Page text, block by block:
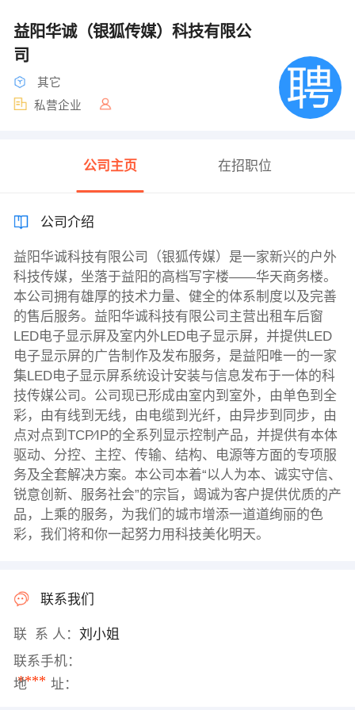
益阳华诚（银狐传媒）科技有限公
司
其它
私营企业
公司主页 在招职位
公司介绍
益阳华诚科技有限公司（银狐传媒）是一家新兴的户外
科技传媒，坐落于益阳的高档写字楼——华天商务楼。
本公司拥有雄厚的技术力量、健全的体系制度以及完善
的售后服务。益阳华诚科技有限公司主营出租车后窗
LED电子显示屏及室内外LED电子显示屏，并提供LED
电子显示屏的广告制作及发布服务，是益阳唯一的一家
集LED电子显示屏系统设计安装与信息发布于一体的科
技传媒公司。公司现已形成由室内到室外，由单色到全
彩，由有线到无线，由电缆到光纤，由异步到同步，由
点对点到TCP∕IP的全系列显示控制产品，并提供有本体
驱动、分控、主控、传输、结构、电源等方面的专项服
务及全套解决方案。本公司本着“以人为本、诚实守信、
锐意创新、服务社会”的宗旨，竭诚为客户提供优质的产
品，上乘的服务，为我们的城市增添一道道绚丽的色
彩，我们将和你一起努力用科技美化明天。
联系我们
联 系 人： 刘小姐
联系手机：
****
地 址：